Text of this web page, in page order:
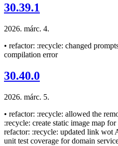
30.39.1
2026. márc. 4.
• refactor: :recycle: changed
compilation error
30.40.0
2026. márc. 5.
• refactor: :recycle: allowed the
:recycle: create static image map
refactor: :recycle: updated link wot
unit test coverage for domain